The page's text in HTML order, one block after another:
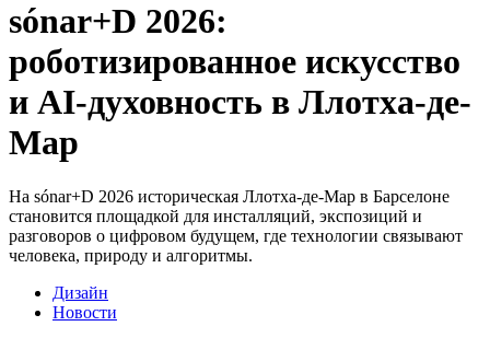
sónar+D 2026:
роботизированное искусство
и AI-духовность в Ллотха-де-
Мар
На sónar+D 2026 историческая Ллотха-де-Мар в Барселоне
становится площадкой для инсталляций, экспозиций и
разговоров о цифровом будущем, где технологии связывают
человека, природу и алгоритмы.
Дизайн
Новости